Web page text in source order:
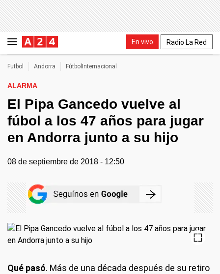
En vivo Radio La Red
Futbol Andorra FútbolInternacional
ALARMA
El Pipa Gancedo vuelve al
fúbol a los 47 años para jugar
en Andorra junto a su hijo
08 de septiembre de 2018 - 12:50
Qué pasó. Más de una década después de su retiro